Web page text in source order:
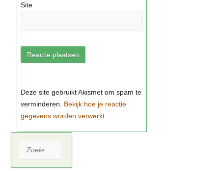
Site
Bekijk hoe je reactie
gegevens worden verwerkt
Zoeken